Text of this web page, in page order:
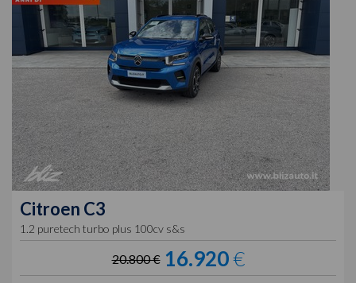
Citroen C3
1.2 puretech turbo plus 100cv s&s
20.800 € 16.920€